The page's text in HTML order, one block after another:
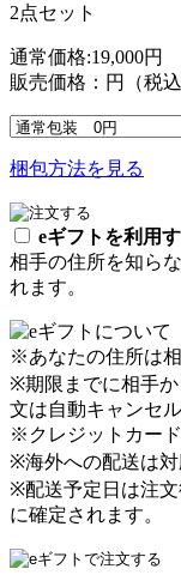
2点セット
通常価格:19,000円
販売価格： 円（税
梱包方法を見る
eギフトを利用
相手の住所を知ら
れます。
※あなたの住所は
※期限までに相手
文は自動キャンセル
※クレジットカー
※海外への配送は対
※配送予定日は注
に確定されます。